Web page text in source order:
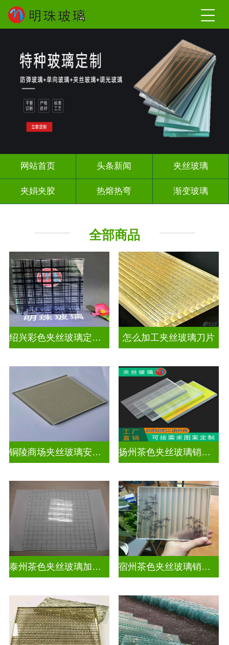
网站首页 头条新闻 夹丝玻璃
夹娟夹胶 热熔热弯 渐变玻璃
全部商品
绍兴彩色夹丝玻璃定制价格 怎么加工夹丝玻璃刀片
铜陵商场夹丝玻璃安装电话 扬州茶色夹丝玻璃销售点
泰州茶色夹丝玻璃加工店 宿州茶色夹丝玻璃销售点